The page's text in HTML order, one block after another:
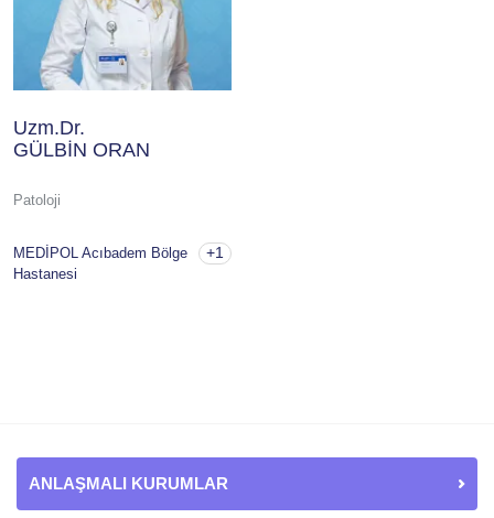
Uzm.Dr.
GÜLBİN ORAN
Patoloji
MEDİPOL Acıbadem Bölge
Hastanesi
+1
ANLAŞMALI KURUMLAR